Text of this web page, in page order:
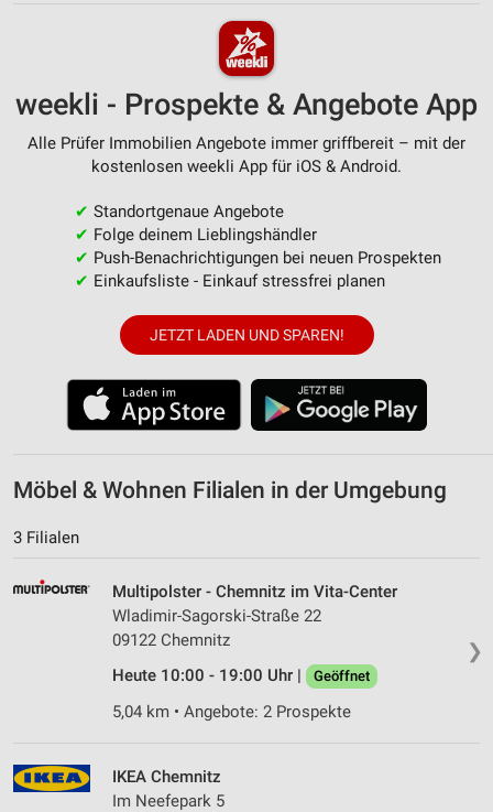
weekli - Prospekte & Angebote App
Alle Prüfer Immobilien Angebote immer griffbereit – mit der
kostenlosen weekli App für iOS & Android.
✔ Standortgenaue Angebote
✔ Folge deinem Lieblingshändler
✔ Push-Benachrichtigungen bei neuen Prospekten
✔ Einkaufsliste - Einkauf stressfrei planen
JETZT LADEN UND SPAREN!
Möbel & Wohnen Filialen in der Umgebung
3 Filialen
❯
Multipolster - Chemnitz im Vita-Center
Wladimir-Sagorski-Straße 22
09122 Chemnitz
Heute 10:00 - 19:00 Uhr |
Geöffnet
5,04 km • Angebote: 2 Prospekte
IKEA Chemnitz
Im Neefepark 5